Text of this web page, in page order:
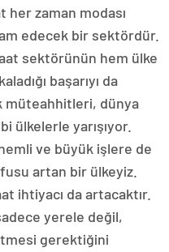
her zaman modası
edecek bir sektördür.
sektörünün hem ülke
başarıyı da
müteahhitleri, dünya
ülkelerle yarışıyor.
ve büyük işlere de
artan bir ülkeyiz.
ihtiyacı da artacaktır.
yerele değil,
gerektiğini